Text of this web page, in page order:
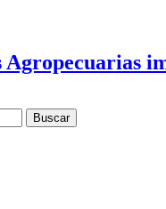
Agropecuarias